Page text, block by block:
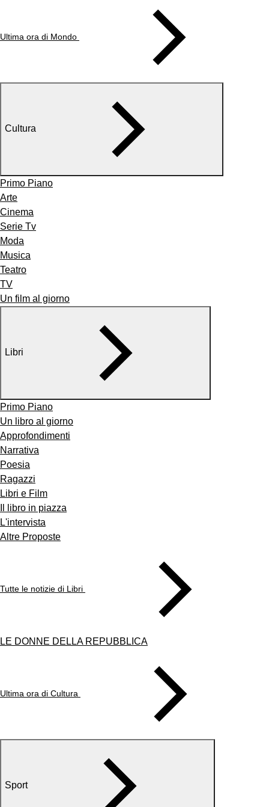
Ultima ora di Mondo
Cultura
Primo Piano
Arte
Cinema
Serie Tv
Moda
Musica
Teatro
TV
Un film al giorno
Libri
Primo Piano
Un libro al giorno
Approfondimenti
Narrativa
Poesia
Ragazzi
Libri e Film
Il libro in piazza
L'intervista
Altre Proposte
Tutte le notizie di Libri
LE DONNE DELLA REPUBBLICA
Ultima ora di Cultura
Sport